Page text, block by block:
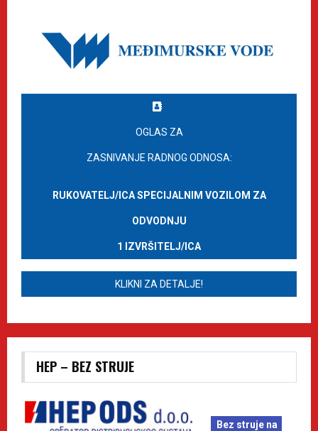
OGLAS ZA
ZASNIVANJE RADNOG ODNOSA:
RUKOVATELJ/ICA SPECIJALNIM VOZILOM ZA
ODVODNJU
1 IZVRŠITELJ/ICA
KLIKNI ZA DETALJE!
HEP – BEZ STRUJE
Bez struje na